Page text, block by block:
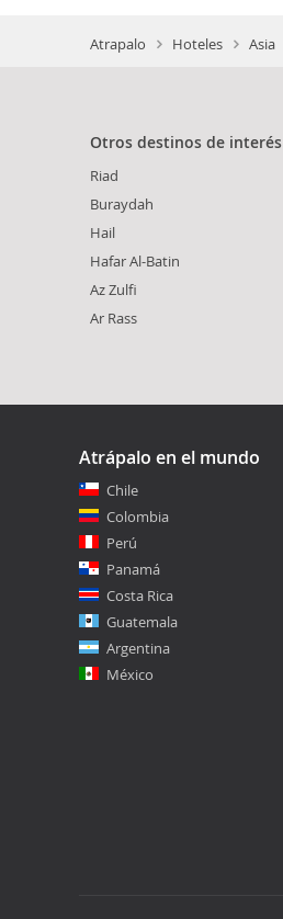
Atrapalo Hoteles Asia
Otros destinos de interés
Riad
Buraydah
Hail
Hafar Al-Batin
Az Zulfi
Ar Rass
Atrápalo en el mundo
Chile
Colombia
Perú
Panamá
Costa Rica
Guatemala
Argentina
México